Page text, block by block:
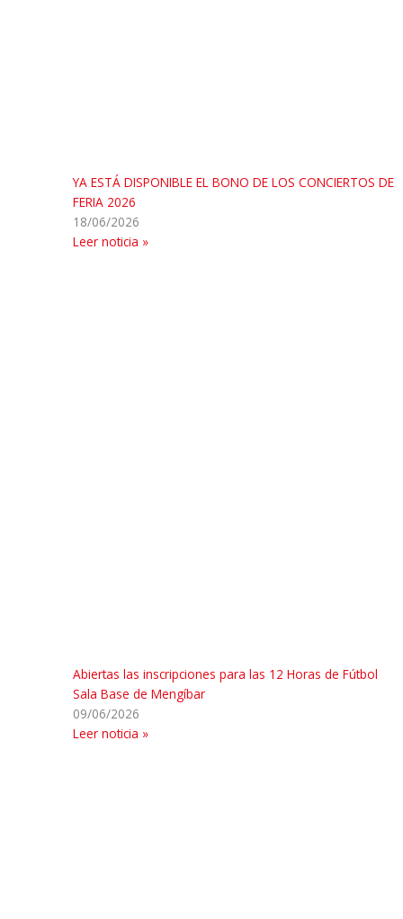
YA ESTÁ DISPONIBLE EL BONO DE LOS CONCIERTOS DE
FERIA 2026
18/06/2026
Leer noticia »
Abiertas las inscripciones para las 12 Horas de Fútbol
Sala Base de Mengíbar
09/06/2026
Leer noticia »